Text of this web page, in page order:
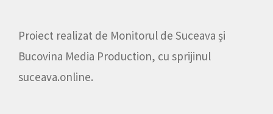
Proiect realizat de Monitorul de Suceava și
Bucovina Media Production, cu sprijinul
suceava.online.